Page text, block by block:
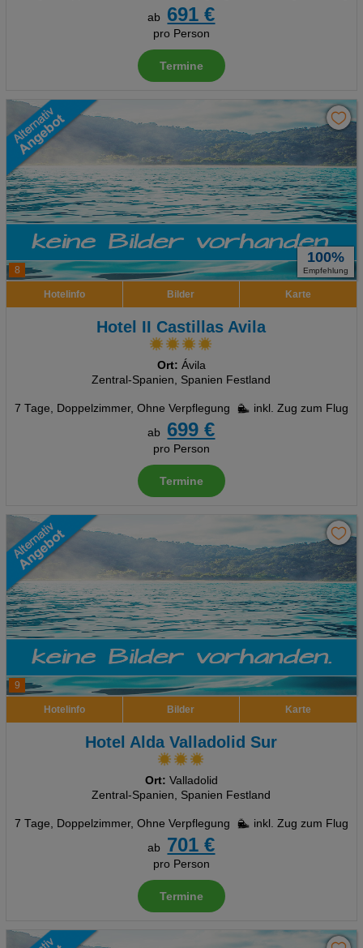
ab
691 €
pro Person
Termine
8
100%
Empfehlung
Hotelinfo Bilder Karte
Hotel II Castillas Avila
Ort: Ávila
Zentral-Spanien, Spanien Festland
7 Tage, Doppelzimmer, Ohne Verpflegung
inkl. Zug zum Flug
ab
699 €
pro Person
Termine
9
Hotelinfo Bilder Karte
Hotel Alda Valladolid Sur
Ort: Valladolid
Zentral-Spanien, Spanien Festland
7 Tage, Doppelzimmer, Ohne Verpflegung
inkl. Zug zum Flug
ab
701 €
pro Person
Termine